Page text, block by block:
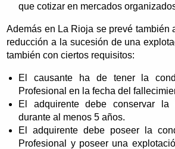
que cotizar en mercados
Además en La Rioja se prevé también
reducción a la sucesión de una
también con ciertos requisitos:
El causante ha de tener la
Profesional en la fecha del
El adquirente debe conservar la
durante al menos 5 años.
El adquirente debe poseer la
Profesional y poseer una